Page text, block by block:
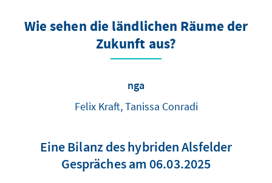
Wie sehen die ländlichen Räume der
Zukunft aus?
nga
Felix Kraft, Tanissa Conradi
Eine Bilanz des hybriden Alsfelder
Gespräches am 06.03.2025